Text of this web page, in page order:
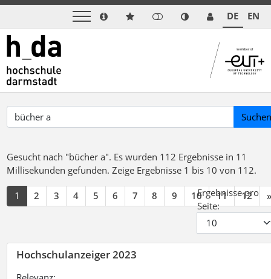
DE EN
Suchen
Gesucht nach "bücher a". Es wurden 112 Ergebnisse in 11
Millisekunden gefunden.Zeige Ergebnisse 1 bis 10 von 112.
1 2 3 4 5 6 7 8 9 10 11 12 »
Ergebnisse pro
Seite:
Hochschulanzeiger 2023